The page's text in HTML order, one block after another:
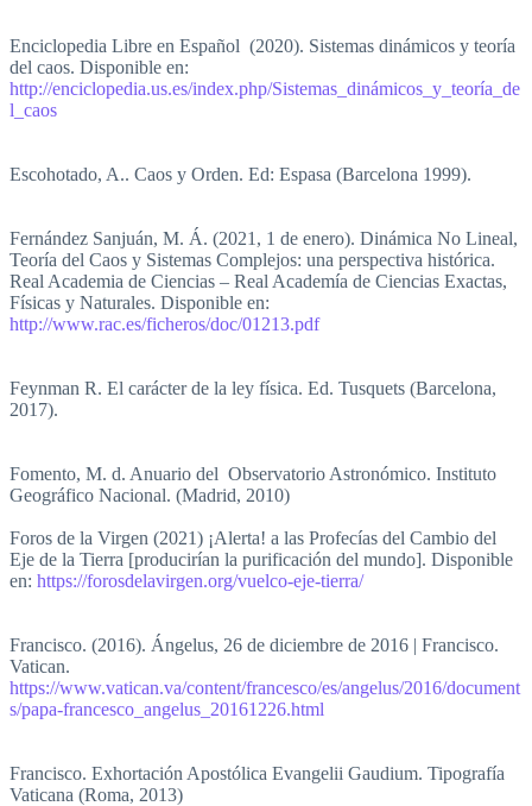
Enciclopedia Libre en Español (2020). Sistemas dinámicos y teoría
del caos. Disponible en:
http://enciclopedia.us.es/index.php/Sistemas_dinámicos_y_teoría_de
l_caos
Escohotado, A.. Caos y Orden. Ed: Espasa (Barcelona 1999).
Fernández Sanjuán, M. Á. (2021, 1 de enero). Dinámica No Lineal,
Teoría del Caos y Sistemas Complejos: una perspectiva histórica.
Real Academia de Ciencias – Real Academía de Ciencias Exactas,
Físicas y Naturales. Disponible en:
http://www.rac.es/ficheros/doc/01213.pdf
Feynman R. El carácter de la ley física. Ed. Tusquets (Barcelona,
2017).
Fomento, M. d. Anuario del Observatorio Astronómico. Instituto
Geográfico Nacional. (Madrid, 2010)
Foros de la Virgen (2021) ¡Alerta! a las Profecías del Cambio del
Eje de la Tierra [producirían la purificación del mundo]. Disponible
en: https://forosdelavirgen.org/vuelco-eje-tierra/
Francisco. (2016). Ángelus, 26 de diciembre de 2016 | Francisco.
Vatican.
https://www.vatican.va/content/francesco/es/angelus/2016/document
s/papa-francesco_angelus_20161226.html
Francisco. Exhortación Apostólica Evangelii Gaudium. Tipografía
Vaticana (Roma, 2013)